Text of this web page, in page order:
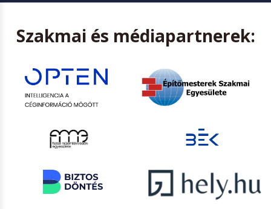
Szakmai és médiapartnerek: